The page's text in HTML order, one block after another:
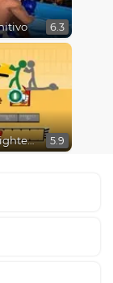
6.3
Stickman Fighter Epic Battles 5.9